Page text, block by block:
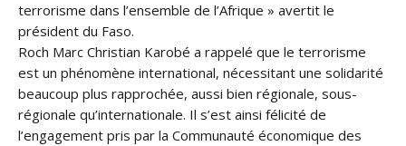
terrorisme dans l’ensemble de l’Afrique » avertit le
président du Faso.
Roch Marc Christian Karobé a rappelé que le terrorisme
est un phénomène international, nécessitant une solidarité
beaucoup plus rapprochée, aussi bien régionale, sous-
régionale qu’internationale. Il s’est ainsi félicité de
l’engagement pris par la Communauté économique des